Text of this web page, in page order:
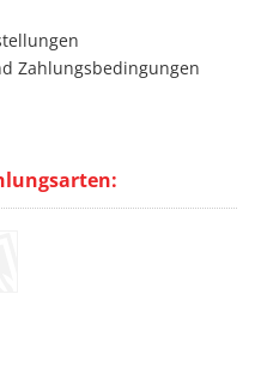
Zahlungsbedingungen